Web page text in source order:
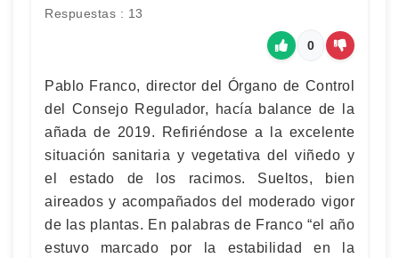
Respuestas : 13
0
Pablo Franco, director del Órgano de Control
del Consejo Regulador, hacía balance de la
añada de 2019. Refiriéndose a la excelente
situación sanitaria y vegetativa del viñedo y
el estado de los racimos. Sueltos, bien
aireados y acompañados del moderado vigor
de las plantas. En palabras de Franco “el año
estuvo marcado por la estabilidad en la